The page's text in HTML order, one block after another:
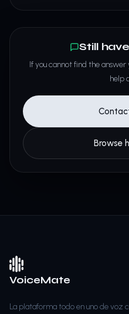
Still
If you cannot find the
help
Browse
VoiceMate
La plataforma todo en uno de voz